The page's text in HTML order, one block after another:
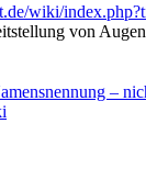
wiki/
von